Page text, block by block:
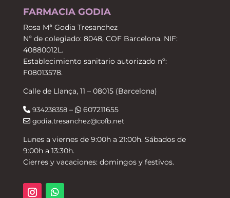
FARMACIA GODIA
Rosa Mª Godia Tresanchez
Nº de colegiado: 8048, COF Barcelona. NIF:
40880012L.
Establecimiento sanitario autorizado nº:
F08013578.
Calle de Llança, 11 – 08015 (Barcelona)
934238358– 607211655
godia.tresanchez@cofb.net
Lunes a viernes de 9:00h a 21:00h. Sábados de
9:00h a 13:30h.
Cierres y vacaciones: domingos y festivos.